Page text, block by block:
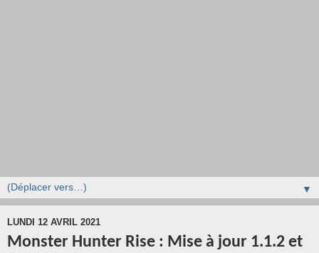
▼
LUNDI 12 AVRIL 2021
Monster Hunter Rise : Mise à jour 1.1.2 et